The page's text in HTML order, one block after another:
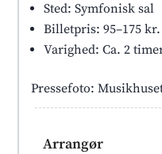
Sted: Symfonisk sal
Billetpris: 95–175 kr.
Varighed: Ca. 2
Pressefoto:
Arrangør